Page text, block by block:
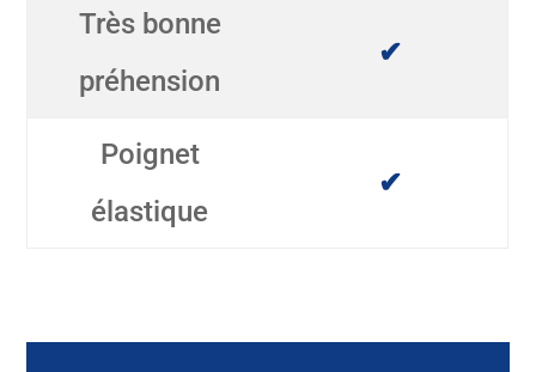
Très bonne
préhension
✔
Poignet
élastique
✔